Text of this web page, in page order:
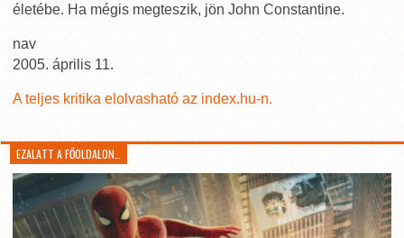
életébe. Ha mégis megteszik, jön John Constantine.
nav
2005. április 11.
A teljes kritika elolvasható az index.hu-n.
EZALATT A FŐOLDALON…